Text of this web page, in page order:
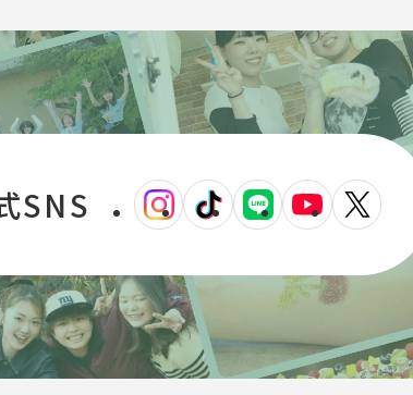
SNS
外
サ
イ
ト
を
外
サ
ト
を
外
サ
ト
を
外
サ
ト
を
外
サ
ト
を